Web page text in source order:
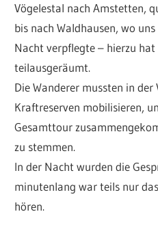
Vögelestal nach Amstetten,
bis nach Waldhausen, wo
Nacht verpflegte – hierzu
teilausgeräumt.
Die Wanderer mussten in
Kraftreserven mobilisieren,
Gesamttour
zu stemmen.
In der Nacht wurden die
minutenlang war teils nur
hören.